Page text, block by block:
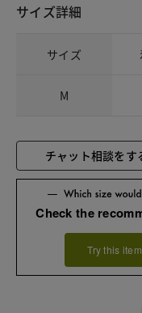
サイズ詳細
サイズ
M
チャット相談をす
Check the
Try this